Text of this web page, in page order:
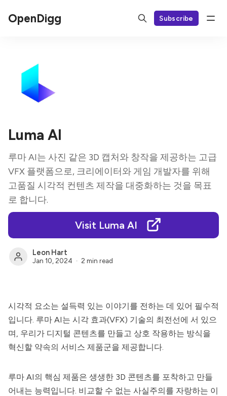
OpenDigg Subscribe
Luma AI
루마 AI는 사진 같은 3D 캡처와 창작을 제공하는 고급
VFX 플랫폼으로, 크리에이터와 게임 개발자를 위해
고품질 시각적 컨텐츠 제작을 대중화하는 것을 목표
로 합니다.
Visit Luma AI
Leon Hart
Jan 10, 2024 2 min read
시각적 요소는 설득력 있는 이야기를 전하는 데 있어 필수적
입니다. 루마 AI는 시각 효과(VFX) 기술의 최전선에 서 있으
며, 우리가 디지털 콘텐츠를 만들고 상호 작용하는 방식을
혁신할 약속의 서비스 제품군을 제공합니다.
루마 AI의 핵심 제품은 생생한 3D 콘텐츠를 포착하고 만들
어내는 능력입니다. 비교할 수 없는 사실주의를 자랑하는 이